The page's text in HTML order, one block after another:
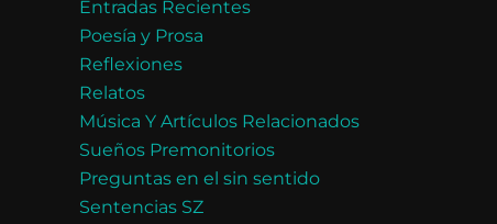
Entradas Recientes
Poesía y Prosa
Reflexiones
Relatos
Música Y Artículos Relacionados
Sueños Premonitorios
Preguntas en el sin sentido
Sentencias SZ